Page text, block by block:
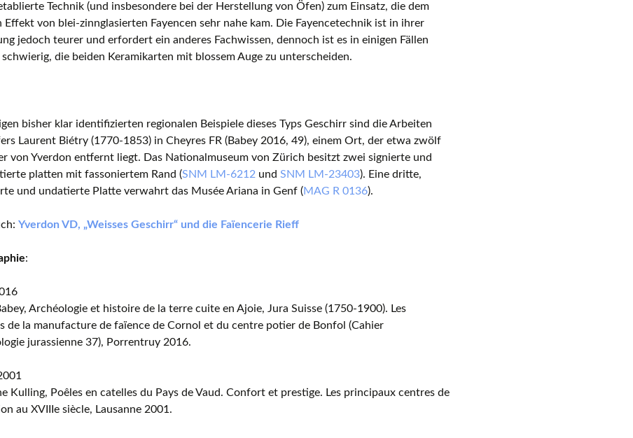
Technik (und insbesondere bei der Herstellung von Öfen) zum Einsatz, die dem
Effekt von blei-zinnglasierten Fayencen sehr nahe kam. Die Fayencetechnik ist in ihrer
jedoch teurer und erfordert ein anderes Fachwissen, dennoch ist es in einigen Fällen
die beiden Keramikarten mit blossem Auge zu unterscheiden.
bisher klar identifizierten regionalen Beispiele dieses Typs Geschirr sind die Arbeiten
Laurent Biétry (1770-1853) in Cheyres FR (Babey 2016, 49), einem Ort, der etwa zwölf
von Yverdon entfernt liegt. Das Nationalmuseum von Zürich besitzt zwei signierte und
platten mit fassoniertem Rand (SNM LM-6212 und SNM LM-23403). Eine dritte,
und undatierte Platte verwahrt das Musée Ariana in Genf (MAG R 0136).
Yverdon VD, „Weisses Geschirr“ und die Faïencerie Rieff
:
Archéologie et histoire de la terre cuite en Ajoie, Jura Suisse (1750-1900). Les
de la manufacture de faïence de Cornol et du centre potier de Bonfol (Cahier
jurassienne 37), Porrentruy 2016.
Kulling, Poêles en catelles du Pays de Vaud. Confort et prestige. Les principaux centres de
au XVIIIe siècle, Lausanne 2001.